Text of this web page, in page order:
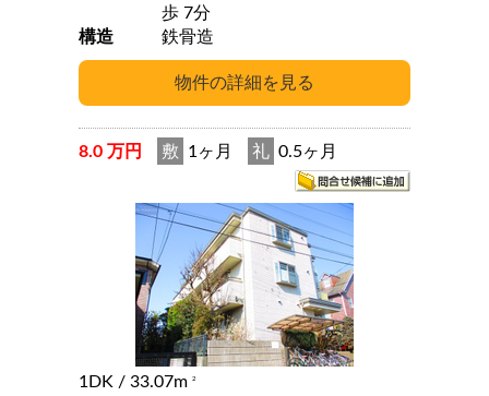
歩 7分
構造
鉄骨造
8.0 万円 敷 1ヶ月 礼 0.5ヶ月
1DK / 33.07m 2